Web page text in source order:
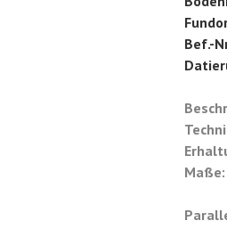
Bef.-
Maße: